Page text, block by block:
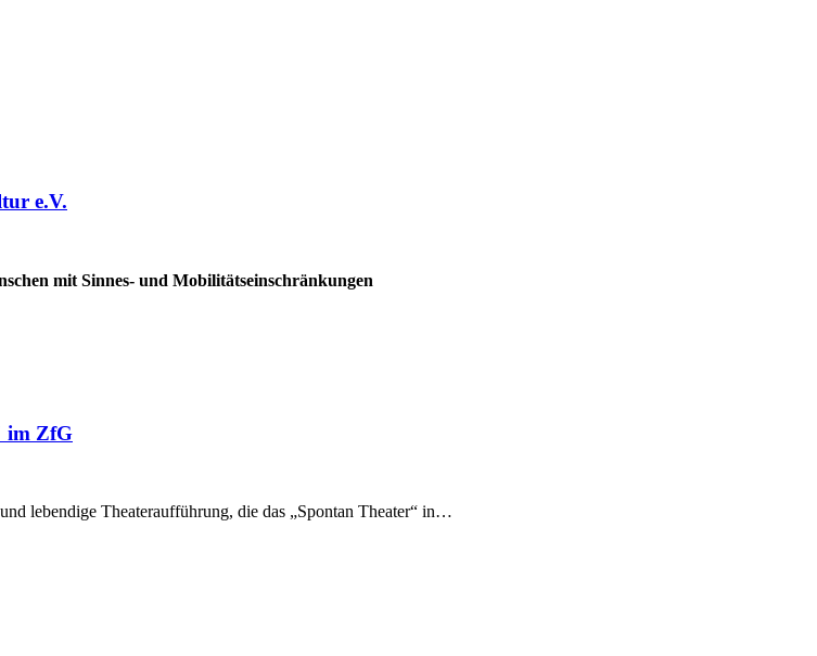
e.V.
mit Sinnes- und Mobilitätseinschränkungen
im ZfG
lebendige Theateraufführung, die das „Spontan Theater“ in…